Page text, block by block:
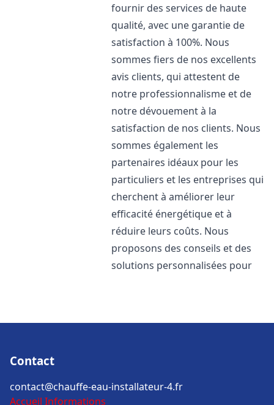
fournir des services de haute
qualité, avec une garantie de
satisfaction à 100%. Nous
sommes fiers de nos excellents
avis clients, qui attestent de
notre professionnalisme et de
notre dévouement à la
satisfaction de nos clients. Nous
sommes également les
partenaires idéaux pour les
particuliers et les entreprises qui
cherchent à améliorer leur
efficacité énergétique et à
réduire leurs coûts. Nous
proposons des conseils et des
solutions personnalisées pour
Contact
contact@chauffe-eau-installateur-4.fr
Accueil Informations